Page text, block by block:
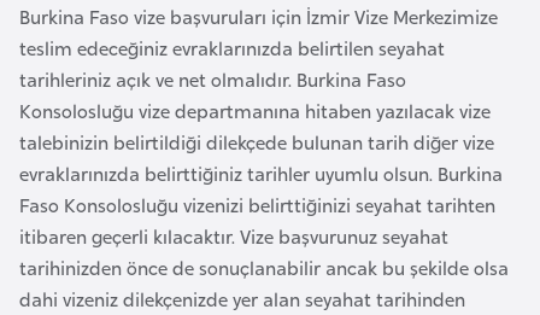
Burkina Faso vize başvuruları için İzmir Vize Merkezimize
teslim edeceğiniz evraklarınızda belirtilen seyahat
tarihleriniz açık ve net olmalıdır. Burkina Faso
Konsolosluğu vize departmanına hitaben yazılacak vize
talebinizin belirtildiği dilekçede bulunan tarih diğer vize
evraklarınızda belirttiğiniz tarihler uyumlu olsun. Burkina
Faso Konsolosluğu vizenizi belirttiğinizi seyahat tarihten
itibaren geçerli kılacaktır. Vize başvurunuz seyahat
tarihinizden önce de sonuçlanabilir ancak bu şekilde olsa
dahi vizeniz dilekçenizde yer alan seyahat tarihinden
i
r
C
i
b
u
t
i